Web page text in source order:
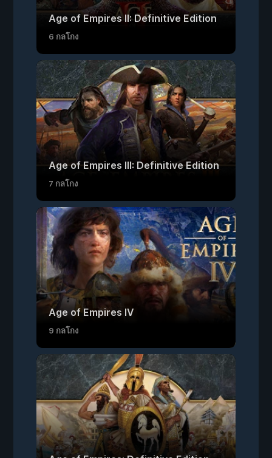
Age of Empires II: Definitive Edition
6 กลโกง
Age of Empires III: Definitive Edition
7 กลโกง
Age of Empires IV
9 กลโกง